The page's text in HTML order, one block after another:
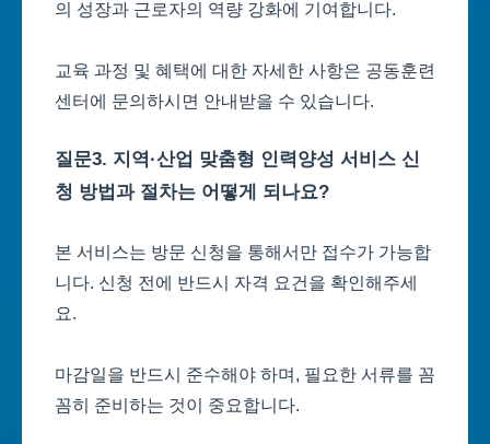
의 성장과 근로자의 역량 강화에 기여합니다.
교육 과정 및 혜택에 대한 자세한 사항은 공동훈련
센터에 문의하시면 안내받을 수 있습니다.
질문3. 지역·산업 맞춤형 인력양성 서비스 신
청 방법과 절차는 어떻게 되나요?
본 서비스는 방문 신청을 통해서만 접수가 가능합
니다. 신청 전에 반드시 자격 요건을 확인해주세
요.
마감일을 반드시 준수해야 하며, 필요한 서류를 꼼
꼼히 준비하는 것이 중요합니다.